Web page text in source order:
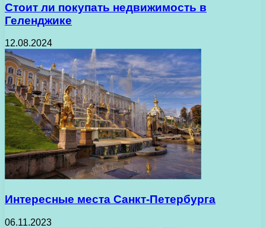
Стоит ли покупать недвижимость в
Геленджике
12.08.2024
Интересные места Санкт-Петербурга
06.11.2023